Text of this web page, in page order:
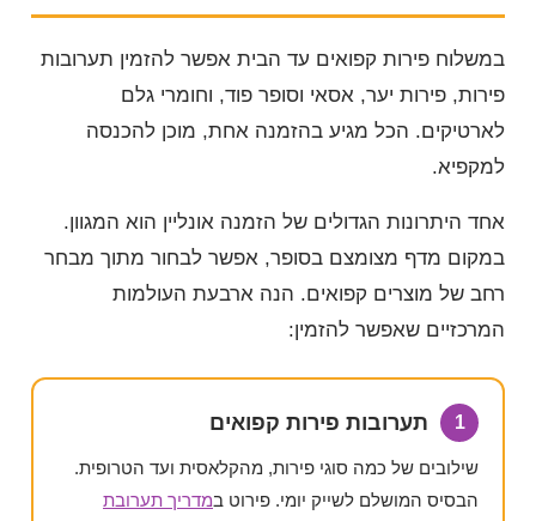
במשלוח פירות קפואים עד הבית אפשר להזמין תערובות
פירות, פירות יער, אסאי וסופר פוד, וחומרי גלם
לארטיקים. הכל מגיע בהזמנה אחת, מוכן להכנסה
למקפיא.
אחד היתרונות הגדולים של הזמנה אונליין הוא המגוון.
במקום מדף מצומצם בסופר, אפשר לבחור מתוך מבחר
רחב של מוצרים קפואים. הנה ארבעת העולמות
המרכזיים שאפשר להזמין:
1 תערובות פירות קפואים
שילובים של כמה סוגי פירות, מהקלאסית ועד הטרופית.
הבסיס המושלם לשייק יומי. פירוט במדריך תערובת